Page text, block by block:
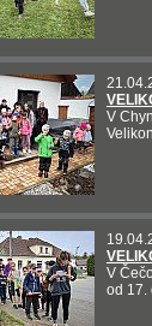
V
V
od 17.